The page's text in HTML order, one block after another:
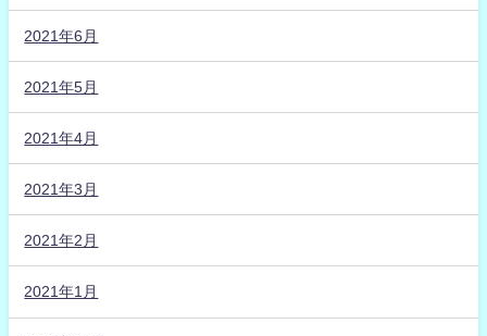
2021年6月
2021年5月
2021年4月
2021年3月
2021年2月
2021年1月